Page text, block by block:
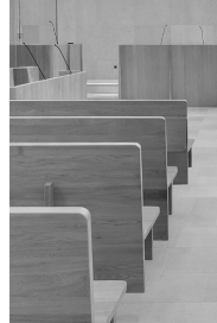
l’évaluation des
préserver leurs
d’assurance et à
juste aux victimes
conforme aux
Notre
cabinet
met un point
juridique et
chaque dossier
personnelle